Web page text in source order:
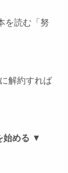
を読む「努
解約すれば
始める ▼